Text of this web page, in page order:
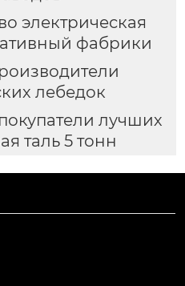
электрическая
фабрики
лебедок
лучших
таль 5 тонн